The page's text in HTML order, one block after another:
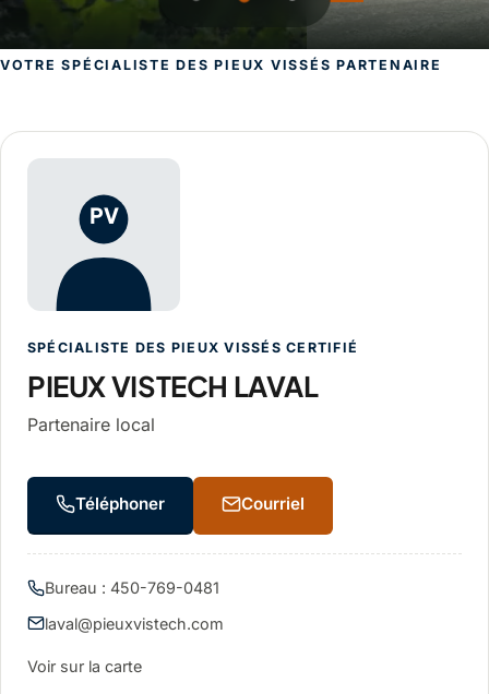
VOTRE SPÉCIALISTE DES PIEUX VISSÉS PARTENAIRE
PV
SPÉCIALISTE DES PIEUX VISSÉS CERTIFIÉ
PIEUX VISTECH LAVAL
Partenaire local
Téléphoner Courriel
Bureau : 450-769-0481
laval@pieuxvistech.com
Voir sur la carte